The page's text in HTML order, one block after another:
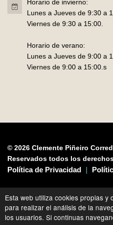
Esta web utiliza cookies propias y
para realizar el análisis de la
los usuarios. Si continuas
Horario de invierno:
Lunes a Jueves de 9:30 a
Viernes de 9:30 a 15:00.
Horario de verano:
Lunes a Jueves de 9:00 a
Viernes de 9:00 a 15:00.s
© 2026 Clemente Piñeiro
Reservados todos los
Política de Privacidad |